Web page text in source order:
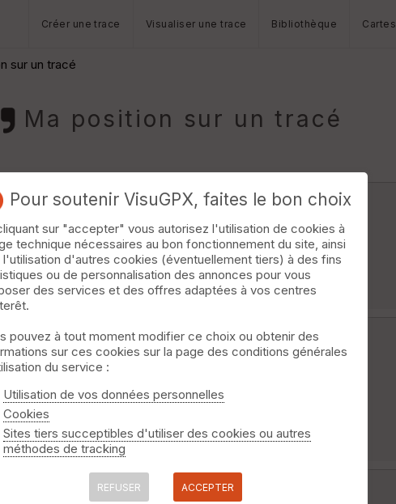
Créer une trace Visualiser une trace Bibliothèque Cartes
sur un tracé
Ma position sur un tracé
le cadenas dans l'URL pour accéder aux autorisations)
Pour soutenir VisuGPX, faites le bon choix
sur "accepter" vous autorisez l'utilisation de cookies à
technique nécessaires au bon fonctionnement du site, ainsi
l'utilisation d'autres cookies (éventuellement tiers) à des fins
ou de personnalisation des annonces pour vous
des services et des offres adaptées à vos centres
pouvez à tout moment modifier ce choix ou obtenir des
sur ces cookies sur la page des conditions générales
du service :
Utilisation de vos données personnelles
Cookies
Sites tiers succeptibles d'utiliser des cookies ou autres
méthodes de tracking
REFUSER ACCEPTER